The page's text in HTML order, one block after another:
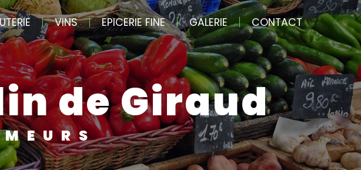
VINS EPICERIE FINE GALERIE CONTACT
de Giraud